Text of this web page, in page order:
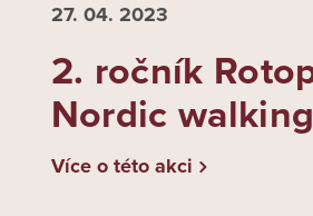
27. 04. 2023
2. ročník
Nordic
Více o této akci